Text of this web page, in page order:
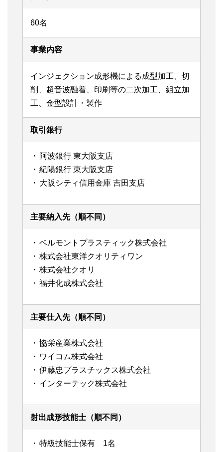
60名
事業内容
インジェクション成形機による成型加工、切
削、超音波融着、印刷等の二次加工、組立加
工、金型設計・製作
取引銀行
阿波銀行 東大阪支店
紀陽銀行 東大阪支店
大阪シティ信用金庫 吉田支店
主要納入先（順不同）
ベルモントプラスティック株式会社
株式会社東洋クオリティワン
株式会社クオリ
福井化成株式会社
主要仕入先（順不同）
協栄産業株式会社
ワイコム株式会社
伊藤忠プラスチックス株式会社
インターテック株式会社
射出成形技能士（順不同）
特級技能士保有 1名